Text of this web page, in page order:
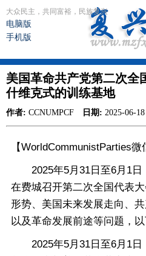
大众民主，共同富裕，民族复兴
电脑版
手机版
美国革命共产党第二次全
什维克式的训练基地
作者: CCNUMPCF 日期: 2025-06-
【WorldCommunistParties微
2025年5月31日至6月1日
在费城召开第二次全国代表
形势、美国未来发展走向、
以及革命发展前途等问题，以
2025年5月31日至6月1日